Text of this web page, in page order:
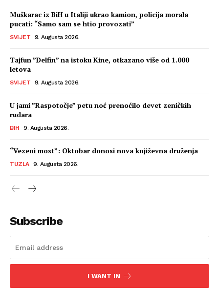
Muškarac iz BiH u Italiji ukrao kamion, policija morala
pucati: “Samo sam se htio provozati”
SVIJET 9. Augusta 2026.
Tajfun ”Delfin” na istoku Kine, otkazano više od 1.000
letova
SVIJET 9. Augusta 2026.
U jami ”Raspotočje” petu noć prenoćilo devet zeničkih
rudara
BIH 9. Augusta 2026.
“Vezeni most”: Oktobar donosi nova književna druženja
TUZLA 9. Augusta 2026.
Subscribe
I WANT IN